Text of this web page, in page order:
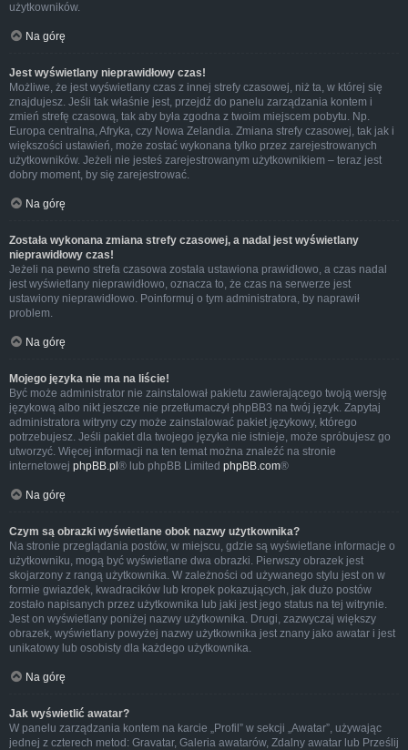
użytkowników.
Na górę
Jest wyświetlany nieprawidłowy czas!
Możliwe, że jest wyświetlany czas z innej strefy czasowej, niż ta, w której się
znajdujesz. Jeśli tak właśnie jest, przejdź do panelu zarządzania kontem i
zmień strefę czasową, tak aby była zgodna z twoim miejscem pobytu. Np.
Europa centralna, Afryka, czy Nowa Zelandia. Zmiana strefy czasowej, tak jak i
większości ustawień, może zostać wykonana tylko przez zarejestrowanych
użytkowników. Jeżeli nie jesteś zarejestrowanym użytkownikiem – teraz jest
dobry moment, by się zarejestrować.
Na górę
Została wykonana zmiana strefy czasowej, a nadal jest wyświetlany
nieprawidłowy czas!
Jeżeli na pewno strefa czasowa została ustawiona prawidłowo, a czas nadal
jest wyświetlany nieprawidłowo, oznacza to, że czas na serwerze jest
ustawiony nieprawidłowo. Poinformuj o tym administratora, by naprawił
problem.
Na górę
Mojego języka nie ma na liście!
Być może administrator nie zainstalował pakietu zawierającego twoją wersję
językową albo nikt jeszcze nie przetłumaczył phpBB3 na twój język. Zapytaj
administratora witryny czy może zainstalować pakiet językowy, którego
potrzebujesz. Jeśli pakiet dla twojego języka nie istnieje, może spróbujesz go
utworzyć. Więcej informacji na ten temat można znaleźć na stronie
internetowej phpBB.pl ® lub phpBB Limited phpBB.com®
Na górę
Czym są obrazki wyświetlane obok nazwy użytkownika?
Na stronie przeglądania postów, w miejscu, gdzie są wyświetlane informacje o
użytkowniku, mogą być wyświetlane dwa obrazki. Pierwszy obrazek jest
skojarzony z rangą użytkownika. W zależności od używanego stylu jest on w
formie gwiazdek, kwadracików lub kropek pokazujących, jak dużo postów
zostało napisanych przez użytkownika lub jaki jest jego status na tej witrynie.
Jest on wyświetlany poniżej nazwy użytkownika. Drugi, zazwyczaj większy
obrazek, wyświetlany powyżej nazwy użytkownika jest znany jako awatar i jest
unikatowy lub osobisty dla każdego użytkownika.
Na górę
Jak wyświetlić awatar?
W panelu zarządzania kontem na karcie „Profil” w sekcji „Awatar”, używając
jednej z czterech metod: Gravatar, Galeria awatarów, Zdalny awatar lub Prześlij